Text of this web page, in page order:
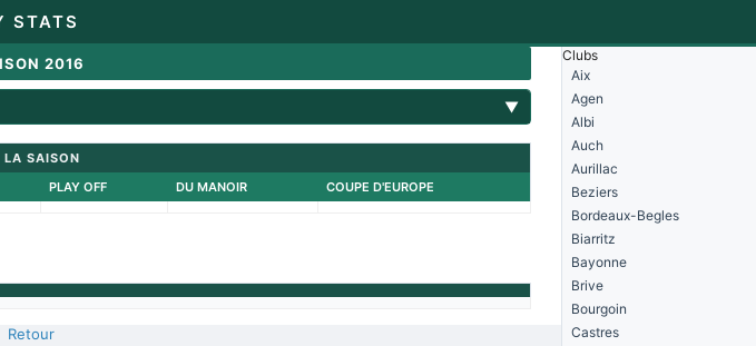
STATS
2016
▼
LA SAISON
PLAY OFF DU MANOIR COUPE D'EUROPE
Retour
Clubs
Aix
Agen
Albi
Auch
Aurillac
Beziers
Bordeaux-Begles
Biarritz
Bayonne
Brive
Bourgoin
Castres